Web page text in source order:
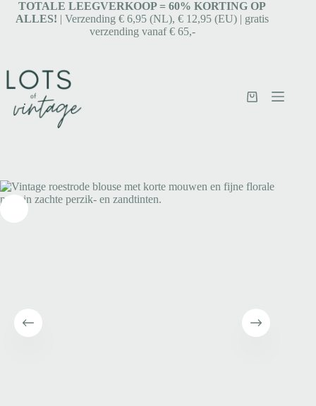
TOTALE LEEGVERKOOP = 60% KORTING OP
ALLES! | Verzending € 6,95 (NL), € 12,95 (EU) | gratis
verzending vanaf € 65,-